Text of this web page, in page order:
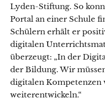
Lyden-Stiftung. So
Portal an einer Schule
Schülern erhält er
digitalen
überzeugt: „In der
der Bildung. Wir
digitalen Kompetenzen
weiterentwickeln.“